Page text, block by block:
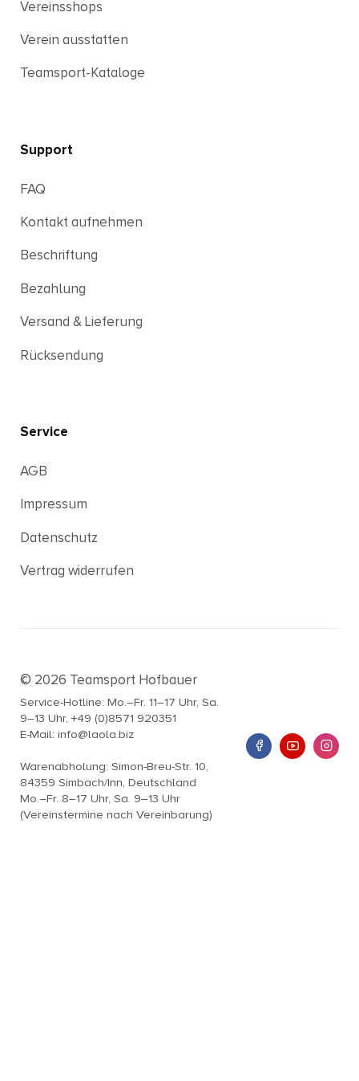
Vereinsshops
Verein ausstatten
Teamsport-Kataloge
Support
FAQ
Kontakt aufnehmen
Beschriftung
Bezahlung
Versand & Lieferung
Rücksendung
Service
AGB
Impressum
Datenschutz
Vertrag widerrufen
© 2026 Teamsport Hofbauer
Service-Hotline: Mo.–Fr. 11–17 Uhr, Sa.
9–13 Uhr, +49 (0)8571 920351
E-Mail: info@laola.biz
Warenabholung: Simon-Breu-Str. 10,
84359 Simbach/Inn, Deutschland
Mo.–Fr. 8–17 Uhr, Sa. 9–13 Uhr
(Vereinstermine nach Vereinbarung)